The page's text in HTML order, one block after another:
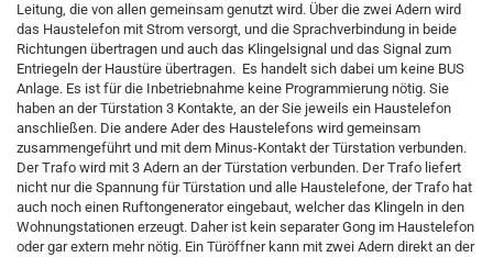
Leitung, die von allen gemeinsam genutzt wird. Über die zwei Adern wird
das Haustelefon mit Strom versorgt, und die Sprachverbindung in beide
Richtungen übertragen und auch das Klingelsignal und das Signal zum
Entriegeln der Haustüre übertragen. Es handelt sich dabei um keine BUS
Anlage. Es ist für die Inbetriebnahme keine Programmierung nötig. Sie
haben an der Türstation 3 Kontakte, an der Sie jeweils ein Haustelefon
anschließen. Die andere Ader des Haustelefons wird gemeinsam
zusammengeführt und mit dem Minus-Kontakt der Türstation verbunden.
Der Trafo wird mit 3 Adern an der Türstation verbunden. Der Trafo liefert
nicht nur die Spannung für Türstation und alle Haustelefone, der Trafo hat
auch noch einen Ruftongenerator eingebaut, welcher das Klingeln in den
Wohnungstationen erzeugt. Daher ist kein separater Gong im Haustelefon
oder gar extern mehr nötig. Ein Türöffner kann mit zwei Adern direkt an der